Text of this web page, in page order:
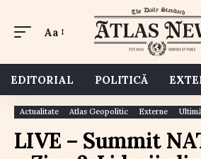
Aa
EDITORIAL POLITICĂ
Actualitate Atlas Geopolitic Externe
LIVE – Summit